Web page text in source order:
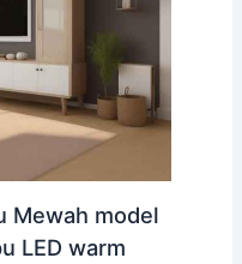
Mewah model
LED warm